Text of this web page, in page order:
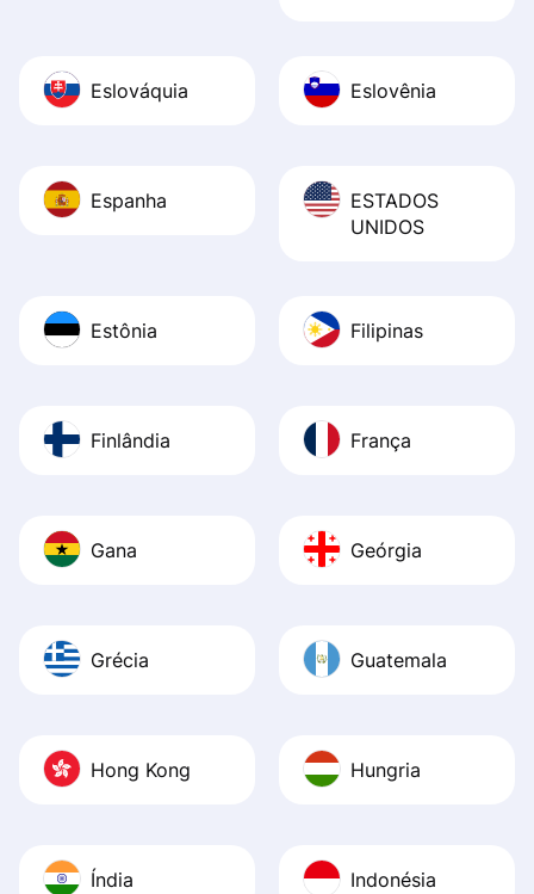
Eslováquia Eslovênia
Espanha
ESTADOS
UNIDOS
Estônia Filipinas
Finlândia França
Gana Geórgia
Grécia Guatemala
Hong Kong Hungria
Índia Indonésia